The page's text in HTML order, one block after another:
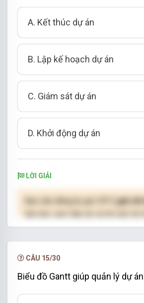
A. Kết thúc dự án
B. Lập kế hoạch dự án
C. Giám sát dự án
D. Khởi động dự án
LỜI GIẢI
( giá chỉ
hạn.
CÂU 15/30
Biểu đồ Gantt giúp quản lý dự